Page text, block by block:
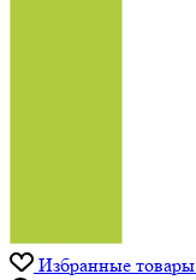
Избранные товары